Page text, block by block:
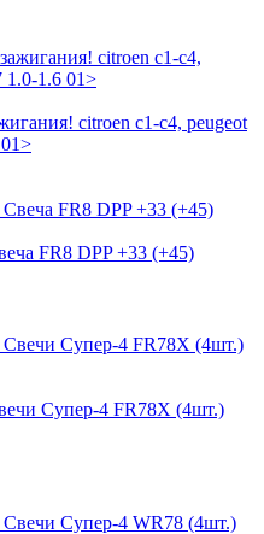
citroen c1-c4, peugeot
FR8 DPP +33 (+45)
Супер-4 FR78Х (4шт.)